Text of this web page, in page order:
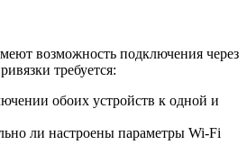
возможность подключения через
требуется:
обоих устройств к одной и
ли настроены параметры Wi-Fi